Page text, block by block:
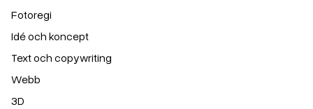
Fotoregi
Idé och koncept
Text och copywriting
Webb
3D